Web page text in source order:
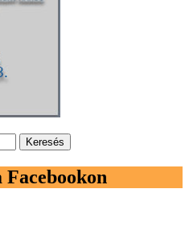
Facebookon